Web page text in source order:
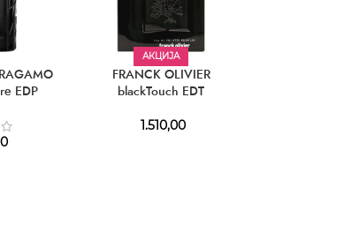
EDP
АКЦИЈА
FRANCK OLIVIER
blackTouch EDT
1.510,00